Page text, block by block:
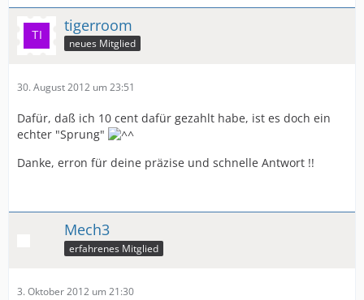
tigerroom
neues Mitglied
30. August 2012 um 23:51
Dafür, daß ich 10 cent dafür gezahlt habe, ist es doch ein
echter "Sprung"
Danke, erron für deine präzise und schnelle Antwort !!
Mech3
erfahrenes Mitglied
3. Oktober 2012 um 21:30